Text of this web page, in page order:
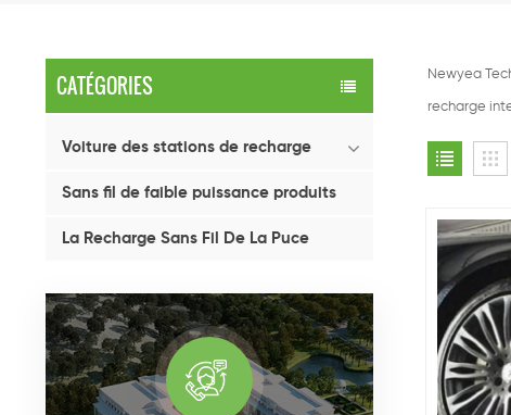
CATÉGORIES
Voiture des stations de recharge
Sans fil de faible puissance produits
La Recharge Sans Fil De La Puce
Newyea
recharge